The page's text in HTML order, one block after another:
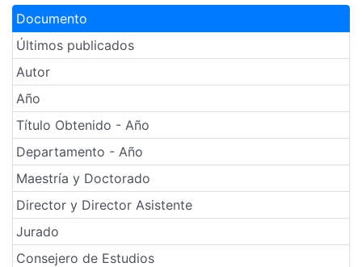
Documento
Últimos publicados
Autor
Año
Título Obtenido - Año
Departamento - Año
Maestría y Doctorado
Director y Director Asistente
Jurado
Consejero de Estudios